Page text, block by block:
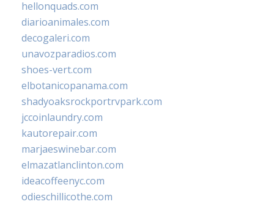
hellonquads.com
diarioanimales.com
decogaleri.com
unavozparadios.com
shoes-vert.com
elbotanicopanama.com
shadyoaksrockportrvpark.com
jccoinlaundry.com
kautorepair.com
marjaeswinebar.com
elmazatlanclinton.com
ideacoffeenyc.com
odieschillicothe.com